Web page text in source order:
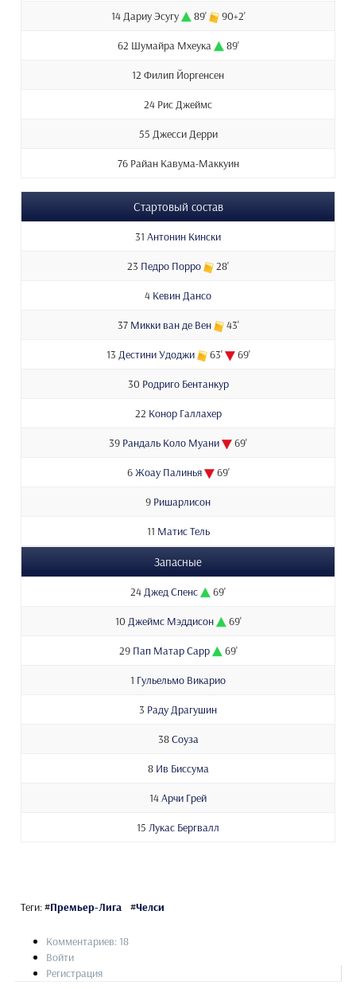
14 Дариу Эсугу 89' 90+2'
62 Шумайра Мхеука 89'
12 Филип Йоргенсен
24 Рис Джеймс
55 Джесси Дерри
76 Райан Кавума-Маккуин
Стартовый состав
31 Антонин Кински
23 Педро Порро 28'
4 Кевин Дансо
37 Микки ван де Вен 43'
13 Дестини Удоджи 63' 69'
30 Родриго Бентанкур
22 Конор Галлахер
39 Рандаль Коло Муани 69'
6Жоау Палинья 69'
9 Ришарлисон
11 Матис Тель
Запасные
24Джед Спенс 69'
10 Джеймс Мэддисон 69'
29 Пап Матар Сарр 69'
1 Гульельмо Викарио
3 Раду Драгушин
38Соуза
8 Ив Биссума
14Арчи Грей
15 Лукас Бергвалл
Теги:#Премьер-Лига #Челси
Комментариев: 18
Войти
Регистрация